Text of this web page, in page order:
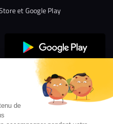
de
et Google Play
des cookies
Mentions légales